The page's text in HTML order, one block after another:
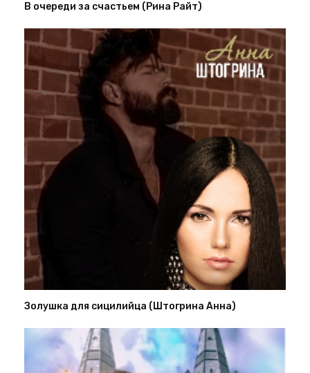
В очереди за счастьем (Рина Райт)
Золушка для сицилийца (Штогрина Анна)